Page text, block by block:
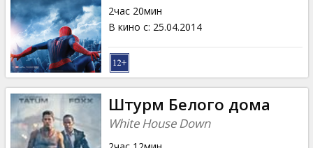
2час 20мин
В кино с: 25.04.2014
Штурм Белого дома
White House Down